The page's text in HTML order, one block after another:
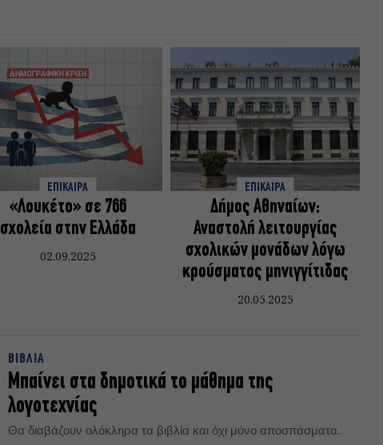
ΕΠΙΚΑΙΡΑ
«Λουκέτο» σε 766
σχολεία στην Ελλάδα
02.09.2025
ΕΠΙΚΑΙΡΑ
Δήμος Αθηναίων:
Αναστολή λειτουργίας
σχολικών μονάδων λόγω
κρούσματος μηνιγγίτιδας
20.05.2025
ΒΙΒΛΙΑ
Μπαίνει στα δημοτικά το μάθημα της
λογοτεχνίας
Θα διαβάζουν ολόκληρα τα βιβλία και όχι μόνο αποσπάσματα.